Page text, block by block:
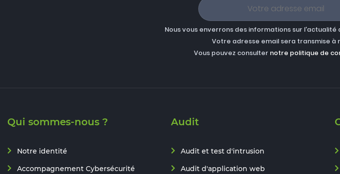
Nous vous enverrons des informations sur
Votre adresse email sera transmise à
Vous pouvez consulter notre politique de
Qui sommes-nous ?
Notre identité
Accompagnement Cybersécurité
Audit
Audit et test d'intrusion
Audit d'application web